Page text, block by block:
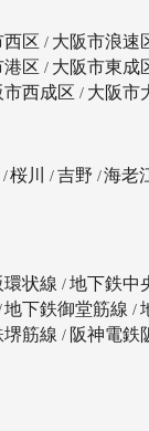
西区 大阪市浪速
港区
大阪市東成
市西成区 大阪市
桜川 吉野 海老
環状線 地下鉄中
地下鉄御堂筋線
堺筋線 阪神電鉄